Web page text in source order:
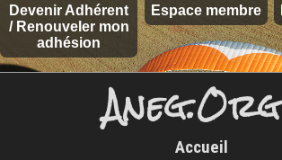
Devenir Adhérent
/ Renouveler mon
adhésion
Espace membre
Aneg.Org
Accueil